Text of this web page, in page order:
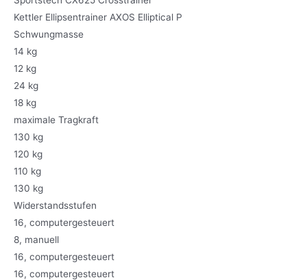
Kettler Ellipsentrainer AXOS Elliptical P
Schwungmasse
14 kg
12 kg
24 kg
18 kg
maximale Tragkraft
130 kg
120 kg
110 kg
130 kg
Widerstandsstufen
16, computergesteuert
8, manuell
16, computergesteuert
16, computergesteuert